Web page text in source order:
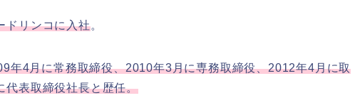
ドリンコに入社。
年4月に常務取締役、2010年3月に専務取締役、2012年4月に取
代表取締役社長と歴任。